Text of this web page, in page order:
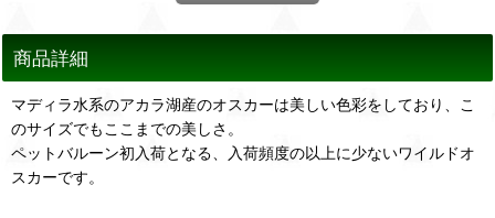
商品詳細
マディラ水系のアカラ湖産のオスカーは美しい色彩をしており、こ
のサイズでもここまでの美しさ。
ペットバルーン初入荷となる、入荷頻度の以上に少ないワイルドオ
スカーです。